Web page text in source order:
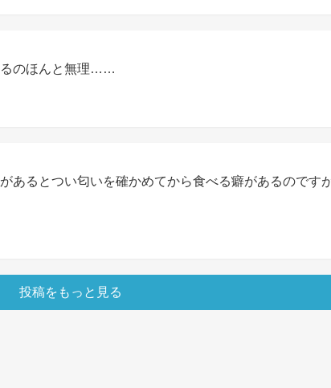
るのほんと無理……
あるとつい匂いを確かめてから食べる癖があるのです
投稿をもっと見る